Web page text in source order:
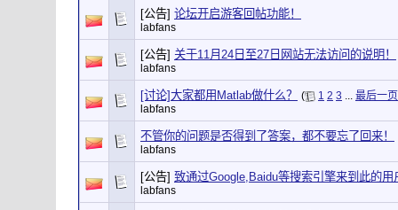
[公告] 论坛开启游客回帖功能！
labfans
[公告] 关于11月24日至27日网站无法访问的说明！
labfans
[讨论]大家都用Matlab做什么？ ( 1 2 3 ... 最后一页
labfans
不管你的问题是否得到了答案，都不要忘了回来！
labfans
[公告] 致通过Google,Baidu等搜索引擎来到此的用
labfans